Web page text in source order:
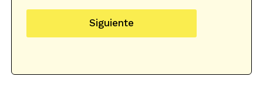
l
e
t
t
s
t
r
ó
n
o
e
Siguiente